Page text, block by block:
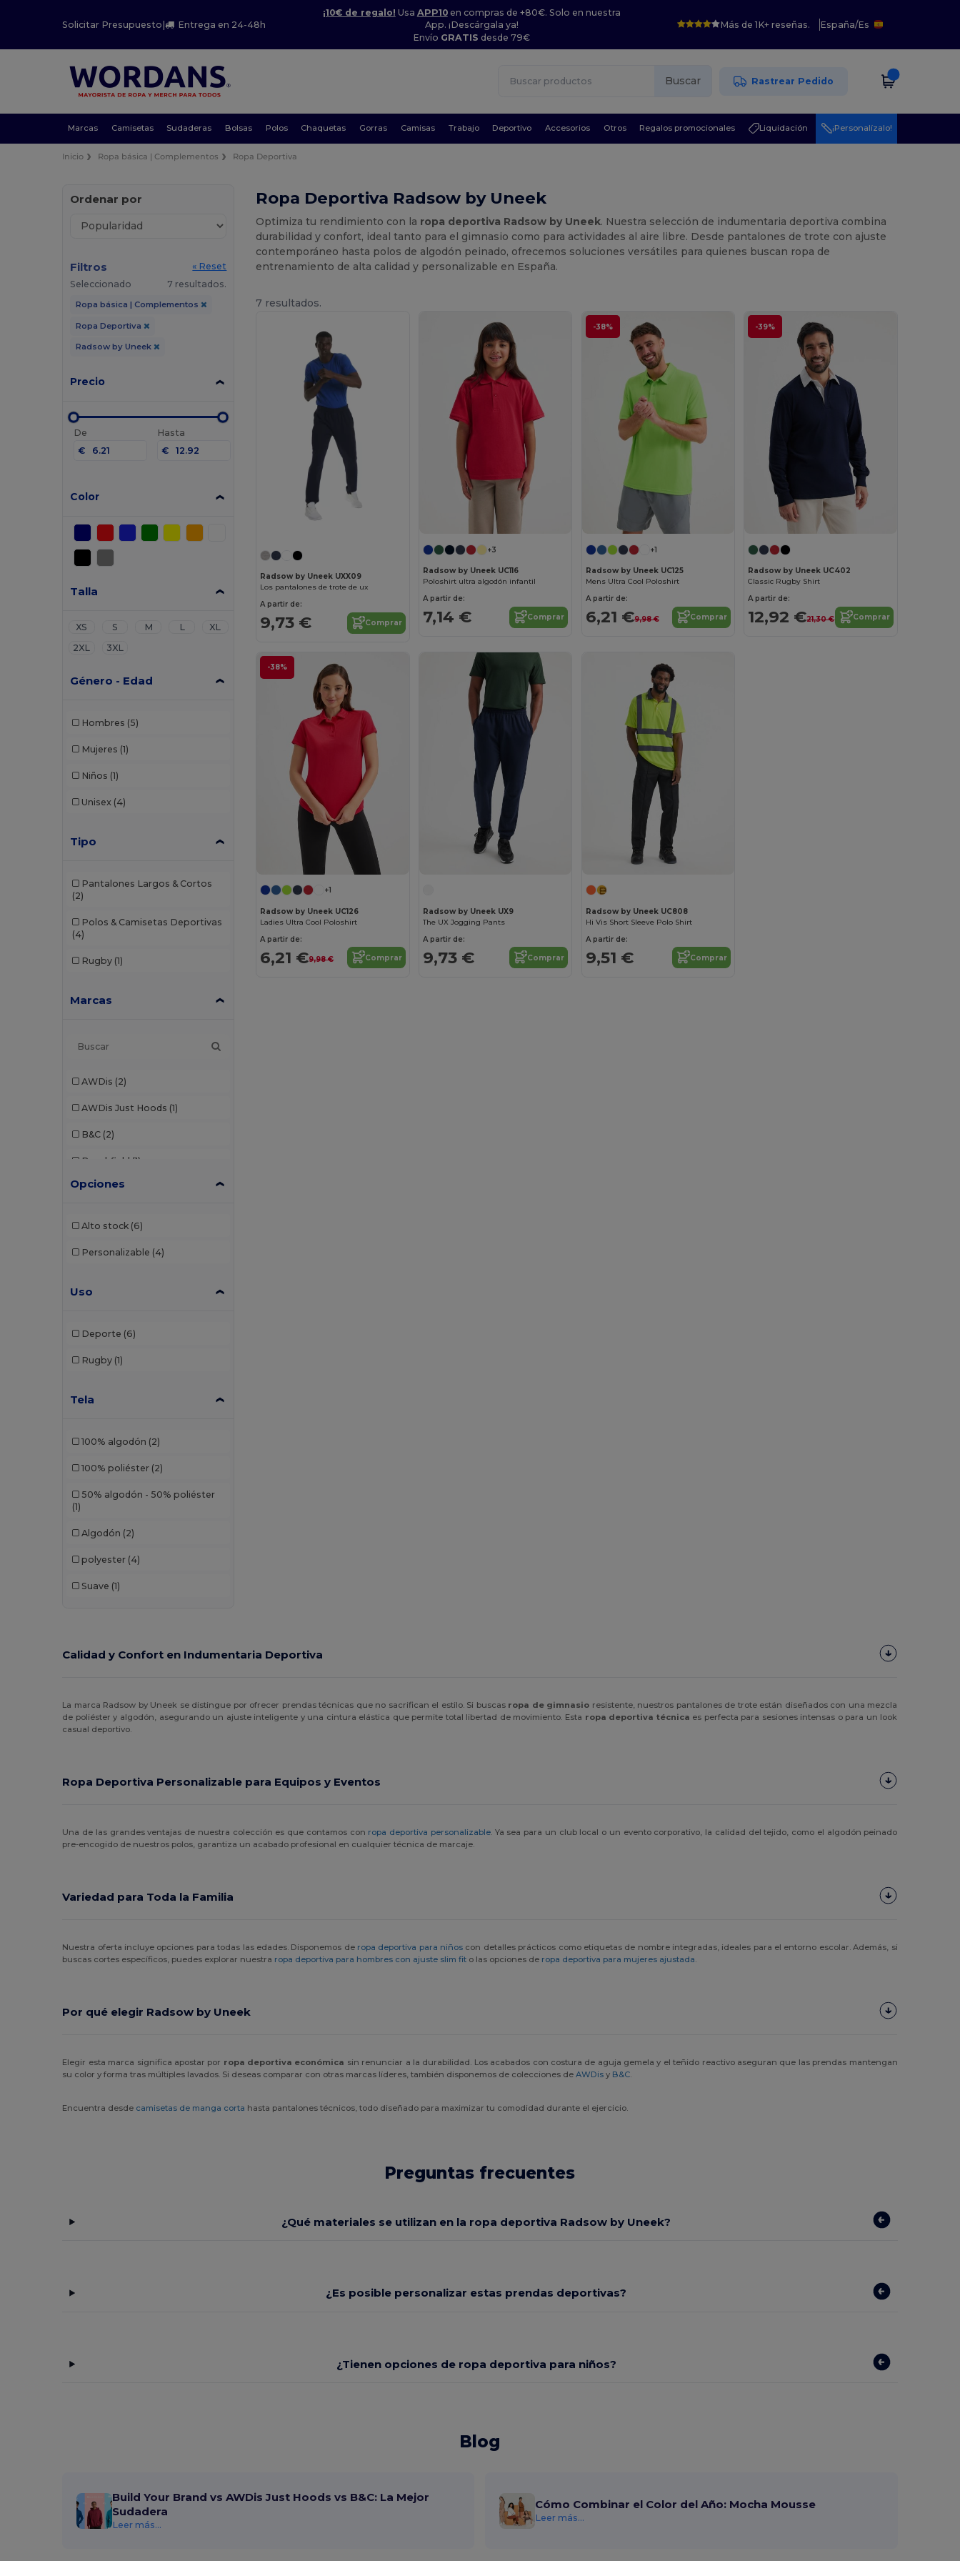
Solicitar Presupuesto | Entrega en 24-48h
¡10€ de regalo! Usa APP10en compras de +80€. Solo en nuestra
App. ¡Descárgala ya!
Envío GRATIS desde 79€
Más de 1K+ reseñas. España/Es
Buscar Rastrear Pedido
Marcas Camisetas Sudaderas Bolsas Polos Chaquetas Gorras Camisas Trabajo Deportivo Accesorios Otros Regalos promocionales Liquidación ¡Personalízalo!
Inicio Ropa básica | Complementos Ropa Deportiva
Ordenar por
Filtros
« Reset
Seleccionado
7 resultados.
Ropa básica | Complementos
Ropa Deportiva
Radsow by Uneek
Precio
De
€
Hasta
€
Color
Talla
XS S M L
XL
2XL
3XL
Género - Edad
Hombres (5)
Mujeres (1)
Niños (1)
Unisex (4)
Tipo
Pantalones Largos & Cortos
(2)
Polos & Camisetas Deportivas
(4)
Rugby (1)
Marcas
AWDis (2)
AWDis Just Hoods (1)
B&C (2)
Beechfield (1)
Brook Taverner
Egotier
Finden & Hales
JHK (11)
Just Cool (17)
K-up (1)
Kimood
Larkwood (2)
Proact (97)
Quadra (3)
Result (3)
Roly Sport (55)
RYWAN (1)
SF Men (5)
WK. Designed To Work
Opciones
Alto stock (6)
Personalizable (4)
Uso
Deporte (6)
Rugby (1)
Tela
100% algodón (2)
100% poliéster (2)
50% algodón - 50% poliéster
(1)
Algodón (2)
polyester (4)
Suave (1)
Ropa Deportiva Radsow by Uneek
Optimiza tu rendimiento con la ropa deportiva Radsow by Uneek. Nuestra selección de indumentaria deportiva combina
durabilidad y confort, ideal tanto para el gimnasio como para actividades al aire libre. Desde pantalones de trote con ajuste
contemporáneo hasta polos de algodón peinado, ofrecemos soluciones versátiles para quienes buscan ropa de
entrenamiento de alta calidad y personalizable en España.
7 resultados.
Radsow by Uneek UXX09
Los pantalones de trote de ux
A partir de:
9,73 € Comprar
+3
Radsow by Uneek UC116
Poloshirt ultra algodón infantil
A partir de:
7,14 € Comprar
-38%
+1
Radsow by Uneek UC125
Mens Ultra Cool Poloshirt
A partir de:
6,21 €9,98 € Comprar
-39%
Radsow by Uneek UC402
Classic Rugby Shirt
A partir de:
12,92 €21,30 € Comprar
-38%
+1
Radsow by Uneek UC126
Ladies Ultra Cool Poloshirt
A partir de:
6,21 €9,98 € Comprar
Radsow by Uneek UX9
The UX Jogging Pants
A partir de:
9,73 € Comprar
Radsow by Uneek UC808
Hi Vis Short Sleeve Polo Shirt
A partir de:
9,51 € Comprar
Calidad y Confort en Indumentaria Deportiva
La marca Radsow by Uneek se distingue por ofrecer prendas técnicas que no sacrifican el estilo. Si buscas ropa de gimnasio resistente, nuestros pantalones de trote están diseñados con una mezcla
de poliéster y algodón, asegurando un ajuste inteligente y una cintura elástica que permite total libertad de movimiento. Esta ropa deportiva técnica es perfecta para sesiones intensas o para un look
casual deportivo.
Ropa Deportiva Personalizable para Equipos y Eventos
Una de las grandes ventajas de nuestra colección es que contamos con ropa deportiva personalizable. Ya sea para un club local o un evento corporativo, la calidad del tejido, como el algodón peinado
pre-encogido de nuestros polos, garantiza un acabado profesional en cualquier técnica de marcaje.
Variedad para Toda la Familia
Nuestra oferta incluye opciones para todas las edades. Disponemos de ropa deportiva para niños con detalles prácticos como etiquetas de nombre integradas, ideales para el entorno escolar. Además, si
buscas cortes específicos, puedes explorar nuestra ropa deportiva para hombres con ajuste slim fit o las opciones de ropa deportiva para mujeres ajustada.
Por qué elegir Radsow by Uneek
Elegir esta marca significa apostar por ropa deportiva económica sin renunciar a la durabilidad. Los acabados con costura de aguja gemela y el teñido reactivo aseguran que las prendas mantengan
su color y forma tras múltiples lavados. Si deseas comparar con otras marcas líderes, también disponemos de colecciones deAWDis y B&C.
Encuentra desde camisetas de manga corta hasta pantalones técnicos, todo diseñado para maximizar tu comodidad durante el ejercicio.
Preguntas frecuentes
¿Qué materiales se utilizan en la ropa deportiva Radsow by Uneek?
¿Es posible personalizar estas prendas deportivas?
¿Tienen opciones de ropa deportiva para niños?
Blog
Build Your Brand vs AWDis Just Hoods vs B&C: La Mejor
Sudadera
Leer más...
Cómo Combinar el Color del Año: Mocha Mousse
Leer más...